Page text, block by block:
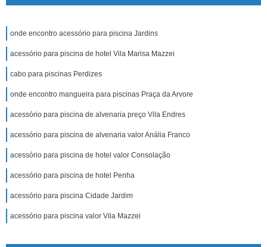
onde encontro acessório para piscina Jardins
acessório para piscina de hotel Vila Marisa Mazzei
cabo para piscinas Perdizes
onde encontro mangueira para piscinas Praça da Arvore
acessório para piscina de alvenaria preço Vila Endres
acessório para piscina de alvenaria valor Anália Franco
acessório para piscina de hotel valor Consolação
acessório para piscina de hotel Penha
acessório para piscina Cidade Jardim
acessório para piscina valor Vila Mazzei